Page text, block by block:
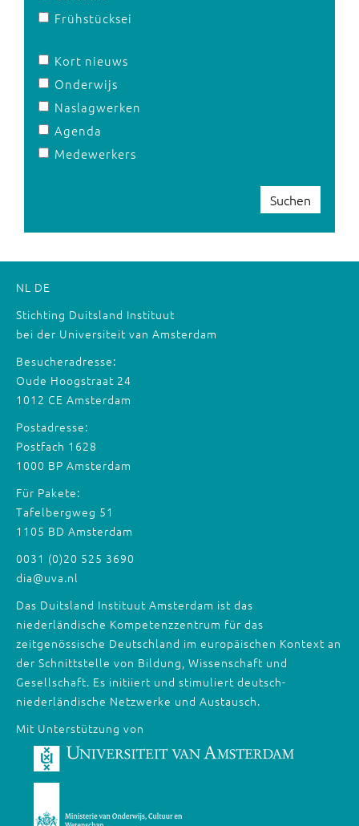
Frühstücksei
Kort nieuws
Onderwijs
Naslagwerken
Agenda
Medewerkers
Suchen
NL DE
Stichting Duitsland Instituut
bei der Universiteit van Amsterdam
Besucheradresse:
Oude Hoogstraat 24
1012 CE Amsterdam
Postadresse:
Postfach 1628
1000 BP Amsterdam
Für Pakete:
Tafelbergweg 51
1105 BD Amsterdam
0031 (0)20 525 3690
dia@uva.nl
Das Duitsland Instituut Amsterdam ist das
niederländische Kompetenzzentrum für das
zeitgenössische Deutschland im europäischen Kontext an
der Schnittstelle von Bildung, Wissenschaft und
Gesellschaft. Es initiiert und stimuliert deutsch-
niederländische Netzwerke und Austausch.
Mit Unterstützung von